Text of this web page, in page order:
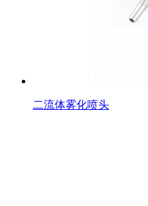
二流体雾化喷头